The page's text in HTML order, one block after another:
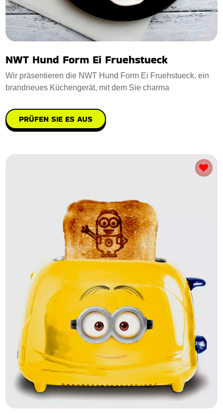
NWT Hund Form Ei Fruehstueck
Wir präsentieren die NWT Hund Form Ei Fruehstueck, ein
brandneues Küchengerät, mit dem Sie charma
PRÜFEN SIE ES AUS